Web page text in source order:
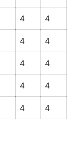
4 4
4 4
4 4
4 4
4 4